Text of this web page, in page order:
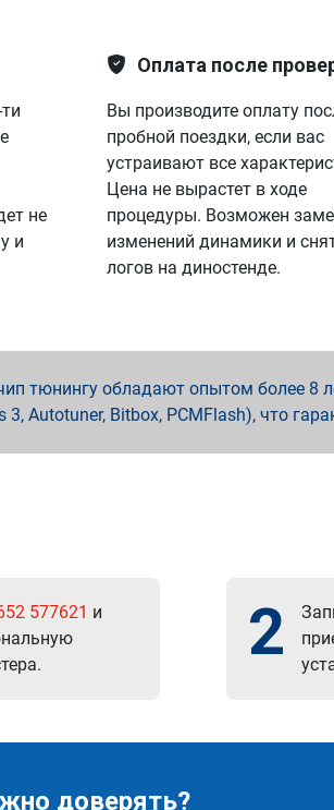
не
и
Оплата после
Вы производите оплату
пробной поездки, если вас
устраивают все
Цена не вырастет в ходе
процедуры. Возможен
изменений динамики и
логов на диностенде.
тюнингу обладают опытом более 8
3, Autotuner, Bitbox, PCMFlash), что
577621 и
2
доверять?